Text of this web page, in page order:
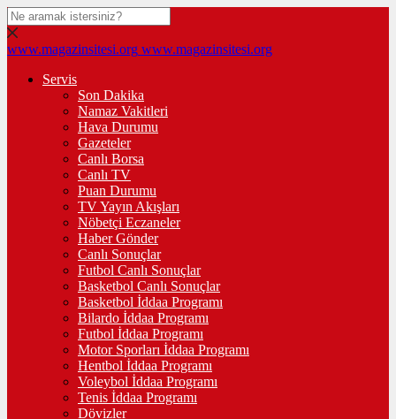
www.magazinsitesi.org www.magazinsitesi.org
Servis
Son Dakika
Namaz Vakitleri
Hava Durumu
Gazeteler
Canlı Borsa
Canlı TV
Puan Durumu
TV Yayın Akışları
Nöbetçi Eczaneler
Haber Gönder
Canlı Sonuçlar
Futbol Canlı Sonuçlar
Basketbol Canlı Sonuçlar
Basketbol İddaa Programı
Bilardo İddaa Programı
Futbol İddaa Programı
Motor Sporları İddaa Programı
Hentbol İddaa Programı
Voleybol İddaa Programı
Tenis İddaa Programı
Dövizler